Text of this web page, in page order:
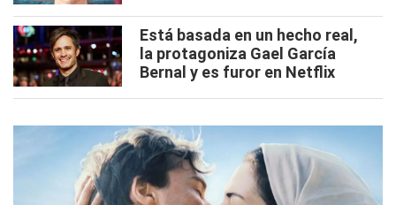
Está basada en un hecho real,
la protagoniza Gael García
Bernal y es furor en Netflix